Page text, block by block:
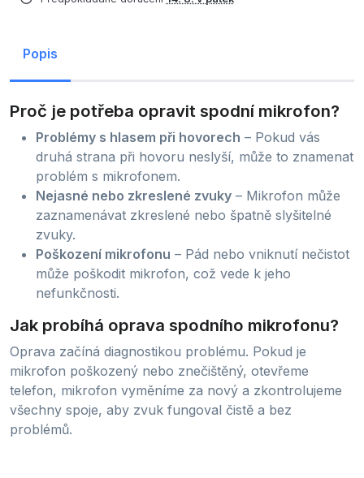
Popis
Proč je potřeba opravit spodní mikrofon?
Problémy s hlasem při hovorech – Pokud vás
druhá strana při hovoru neslyší, může to znamenat
problém s mikrofonem.
Nejasné nebo zkreslené zvuky – Mikrofon může
zaznamenávat zkreslené nebo špatně slyšitelné
zvuky.
Poškození mikrofonu – Pád nebo vniknutí nečistot
může poškodit mikrofon, což vede k jeho
nefunkčnosti.
Jak probíhá oprava spodního mikrofonu?
Oprava začíná diagnostikou problému. Pokud je
mikrofon poškozený nebo znečištěný, otevřeme
telefon, mikrofon vyměníme za nový a zkontrolujeme
všechny spoje, aby zvuk fungoval čistě a bez
problémů.